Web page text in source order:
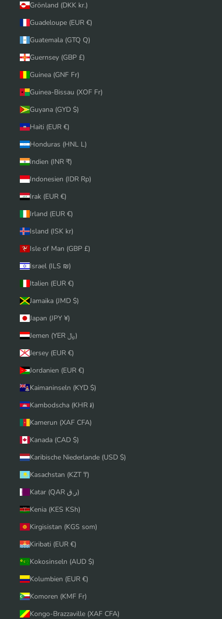
Grönland (DKK kr.)
Guadeloupe (EUR €)
Guatemala (GTQ Q)
Guernsey (GBP £)
Guinea (GNF Fr)
Guinea-Bissau (XOF Fr)
Guyana (GYD $)
Haiti (EUR €)
Honduras (HNL L)
Indien (INR ₹)
Indonesien (IDR Rp)
Irak (EUR €)
Irland (EUR €)
Island (ISK kr)
Isle of Man (GBP £)
Israel (ILS ₪)
Italien (EUR €)
Jamaika (JMD $)
Japan (JPY ¥)
Jemen (YER ﷼)
Jersey (EUR €)
Jordanien (EUR €)
Kaimaninseln (KYD $)
Kambodscha (KHR ៛)
Kamerun (XAF CFA)
Kanada (CAD $)
Karibische Niederlande (USD $)
Kasachstan (KZT ₸)
Katar (QAR ر.ق)
Kenia (KES KSh)
Kirgisistan (KGS som)
Kiribati (EUR €)
Kokosinseln (AUD $)
Kolumbien (EUR €)
Komoren (KMF Fr)
Kongo-Brazzaville (XAF CFA)